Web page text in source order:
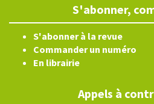
S'abonner,
S'abonner à la revue
Commander un numéro
En librairie
Appels à